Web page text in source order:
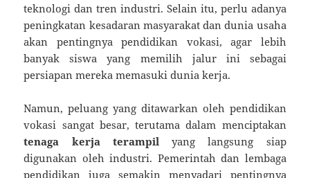
teknologi dan tren industri. Selain itu, perlu adanya
peningkatan kesadaran masyarakat dan dunia usaha
akan pentingnya pendidikan vokasi, agar lebih
banyak siswa yang memilih jalur ini sebagai
persiapan mereka memasuki dunia kerja.
Namun, peluang yang ditawarkan oleh pendidikan
vokasi sangat besar, terutama dalam menciptakan
tenaga kerja terampil yang langsung siap
digunakan oleh industri. Pemerintah dan lembaga
pendidikan juga semakin menyadari pentingnya